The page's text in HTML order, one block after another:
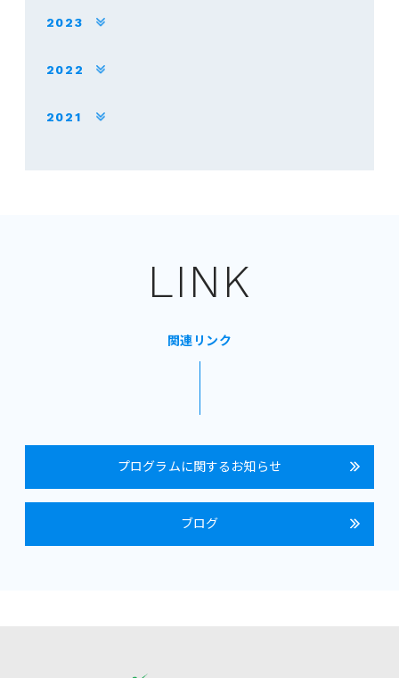
2023
2022
2021
LINK
関連リンク
プログラムに関するお知らせ
ブログ